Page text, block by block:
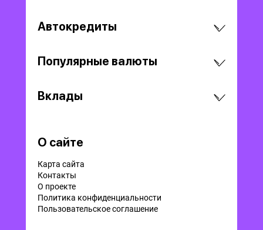
Автокредиты
Популярные валюты
Вклады
О сайте
Карта сайта
Контакты
О проекте
Политика конфиденциальности
Пользовательское соглашение